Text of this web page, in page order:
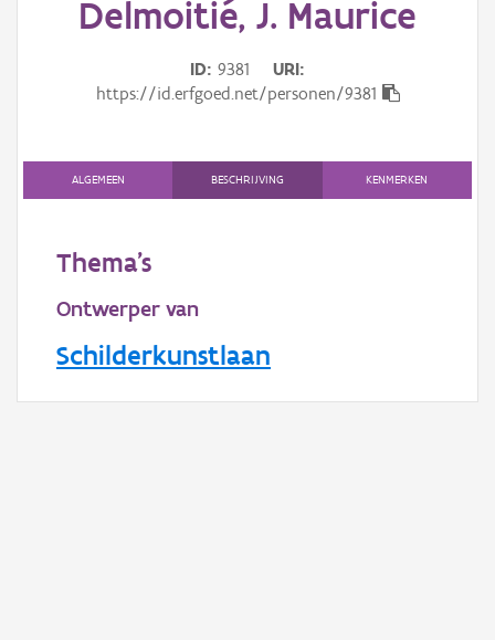
Aanduidingsobject
Gebeurtenis
Persoon of collectief
Downloads
Hergebruik
Aanmelden
Delmoitié, J. Maurice
ID 9381
URI
https://id.erfgoed.net/personen/9381
ALGEMEEN BESCHRIJVING KENMERKEN
Thema's
Ontwerper van
Schilderkunstlaan